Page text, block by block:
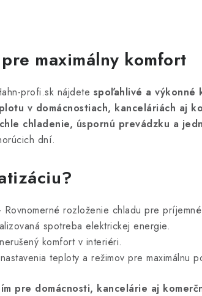
maximálny komfort
profi.sk nájdete spoľahlivé a výkonné
v domácnostiach, kanceláriách aj
chladenie, úspornú prevádzku a
dní.
Rovnomerné rozloženie chladu pre
spotreba elektrickej energie.
komfort v interiéri.
teploty a režimov pre maximálnu
pre domácnosti, kancelárie aj